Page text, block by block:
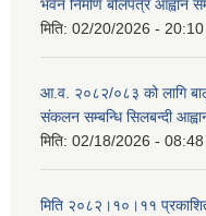
भवन निर्माण बोलपत्र आह्वान
मिति: 02/20/2026 - 20:10
आ.व. २०८२/०८३ को लागि
संकलन सम्बन्धि सिलबन्दी
मिति: 02/18/2026 - 08:48
मिति २०८२।१०।११ प्रकाशित